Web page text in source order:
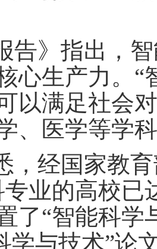
》指出，智
心生产力。“
以满足社会
、医学等学
经国家教育
专业的高校已
了“智能科学
学与技术”论